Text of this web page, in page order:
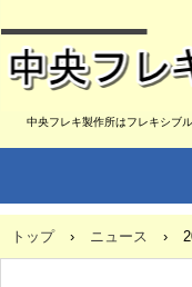
中央フレキ製作所はフレキシブ
トップ › ニュース ›